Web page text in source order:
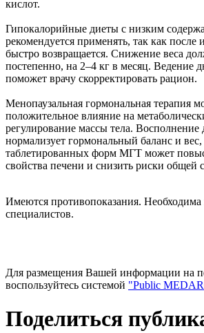
кислот.
Гипокалорийные диеты с низким
рекомендуется применять, так как после
быстро возвращается. Снижение веса
постепенно, на 2–4 кг в месяц. Ведение
поможет врачу скорректировать рацион.
Менопаузальная гормональная терапия
положительное влияние на
регулирование массы тела. Восполнение
нормализует гормональный баланс и
таблетированных форм МГТ может
свойства печени и снизить риски общей
Имеются противопоказания. Необходима
специалистов.
Для размещения Вашей информации на
воспользуйтесь системой "Public
Поделиться